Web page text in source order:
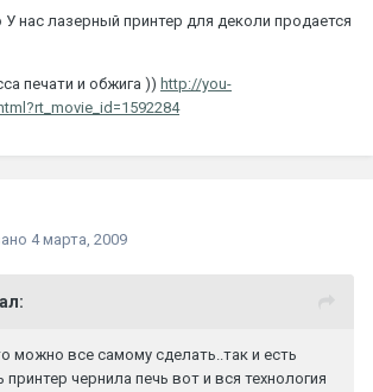
У нас лазерный принтер для деколи продается
печати и обжига )) http://you-
4 марта, 2009
можно все самому сделать..так и есть
чернила печь вот и вся технология